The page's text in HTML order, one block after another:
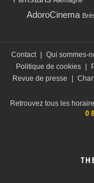
AdoroCinema
Contact Qui sommes-
Politique de cookies
Revue de presse
Retrouvez tous les
0